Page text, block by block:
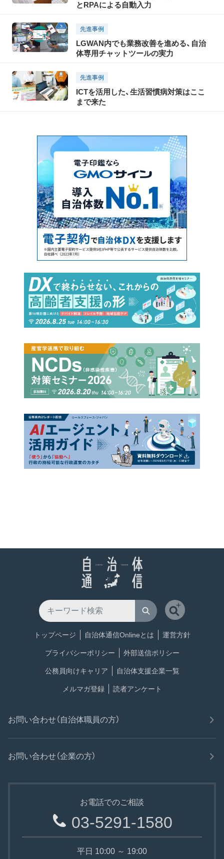
とRPAによる自動入力
先進事例
LGWAN内でも業務改善を進める、自治
体専用チャットツールの実力
先進事例
ICTを活用した、生活習慣病対策はここ
まで来た
トップページ 自治体通信Onlineとは 運営方針
プライバシーポリシー 外部送信ポリシー
公務員向けキャリア 自治体支援企業一覧
メルマガ登録 読者アンケート
お問い合わせ（自治体職員の方）
お問い合わせ（企業の方）
お電話でのご相談
03-5291-1580
平日 10:00 ～ 19:00